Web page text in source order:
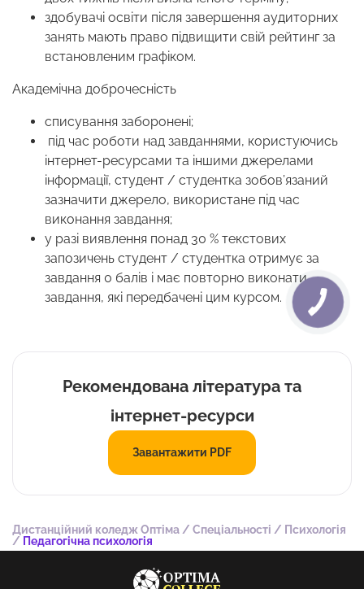
здобувачі освіти після завершення аудиторних
занять мають право підвищити свій рейтинг за
встановленим графіком.
Академічна доброчесність
списування заборонені;
під час роботи над завданнями, користуючись
інтернет-ресурсами та іншими джерелами
інформації, студент / студентка зобов’язаний
зазначити джерело, використане під час
виконання завдання;
у разі виявлення понад 30 % текстових
запозичень студент / студентка отримує за
завдання 0 балів і має повторно виконати
завдання, які передбачені цим курсом.
Рекомендована література та
інтернет-ресурси
Завантажити PDF
Дистанційний коледж Оптіма/ Спеціальності / Психологія
/ Педагогічна психологія